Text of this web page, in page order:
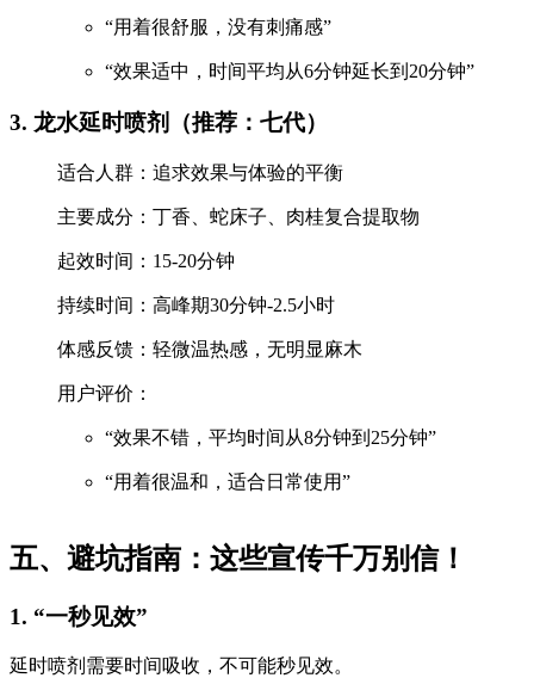
“用着很舒服，没有刺痛感”
“效果适中，时间平均从6分钟延长到20分钟”
3. 龙水延时喷剂（推荐：七代）
适合人群：追求效果与体验的平衡
主要成分：丁香、蛇床子、肉桂复合提取物
起效时间：15-20分钟
持续时间：高峰期30分钟-2.5小时
体感反馈：轻微温热感，无明显麻木
用户评价：
“效果不错，平均时间从8分钟到25分钟”
“用着很温和，适合日常使用”
五、避坑指南：这些宣传千万别信！
1. “一秒见效”
延时喷剂需要时间吸收，不可能秒见效。